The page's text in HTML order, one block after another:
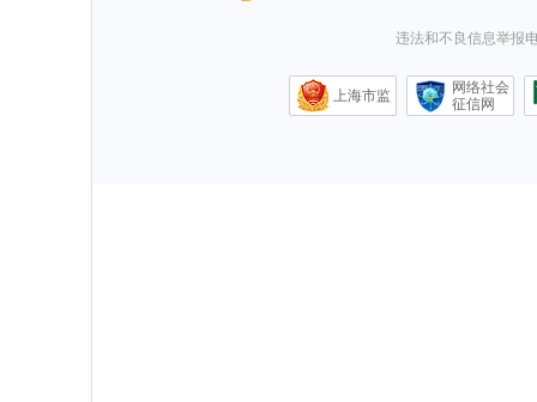
违法和不良信息举报
上海市监
网络社会
征信网